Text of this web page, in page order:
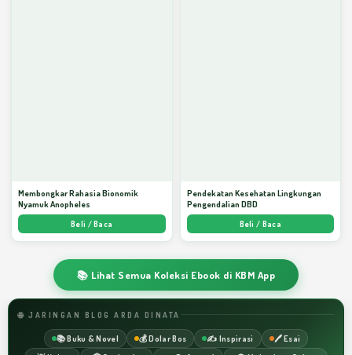
Membongkar Rahasia Bionomik
Nyamuk Anopheles
Beli / Baca
Pendekatan Kesehatan Lingkungan
Pengendalian DBD
Beli / Baca
📚 Lihat Semua Koleksi Ebook di KBM App
🌐 JARINGAN BLOG ARDA DINATA
📚 Buku & Novel 💰 Dolar Bos ✍️ Inspirasi
🖊️ Esai